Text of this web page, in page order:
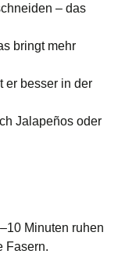
– das
bringt mehr
er besser in der
Jalapeños oder
Minuten ruhen
Fasern.